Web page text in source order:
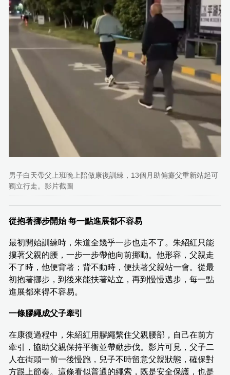
男子白天帶父上班晚上陪做康復訓練，13個月助偏癱父重新站起可
獨立行走。影片截圖
從抱著挪步開始 每一點進展都不容易
最初開始訓練時，朱道全幾乎一步也走不了。朱紹紅只能
摟著父親的腰，一步一步帶他向前挪動。他形容，父親走
不了時，他便背著；背不動時，便扶著父親站一會。從最
初抱著挪步，到後來能扶著站立，再到慢慢邁步，每一點
進展都來得不容易。
一條膠繩成父子牽引
在康復過程中，朱紹紅用膠繩繫住父親腰部，自己在前方
牽引，協助父親保持平衡並帶動步伐。影片可見，父子二
人在街頭一前一後慢跑，兒子不時留意父親狀態，確保對
方跟上節奏。這條看似普通的繩索，既是安全保護，也是